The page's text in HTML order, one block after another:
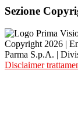
Sezione
Copyright 2026 |
Parma S.p.A. |
Disclaimer